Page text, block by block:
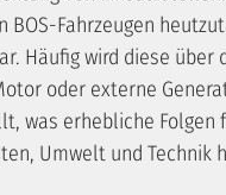
BOS-Fahrzeugen
Häufig wird diese über
oder externe
was erhebliche Folgen
Umwelt und Technik